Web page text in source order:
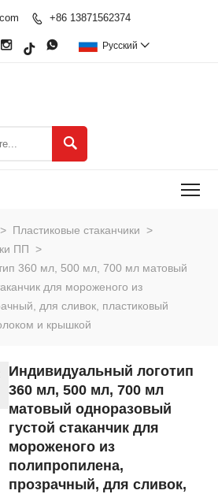
 +86 13871562374
  Pусский 

> Пластиковые стаканчики >
ПП >
360 мл, 500 мл, 700 мл матовый
для мороженого из
для сливок, пластиковый
и крышкой
Индивидуальный логотип
360 мл, 500 мл, 700 мл
матовый одноразовый
густой стаканчик для
мороженого из
полипропилена,
прозрачный, для сливок,